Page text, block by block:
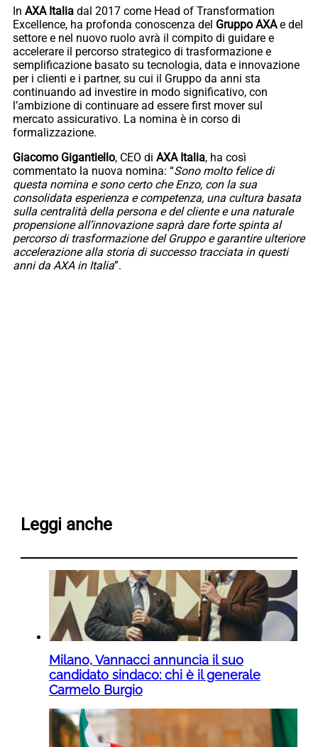
In AXA Italia dal 2017 come Head of Transformation
Excellence, ha profonda conoscenza del Gruppo AXAe del
settore e nel nuovo ruolo avrà il compito di guidare e
accelerare il percorso strategico di trasformazione e
semplificazione basato su tecnologia, data e innovazione
per i clienti e i partner, su cui il Gruppo da anni sta
continuando ad investire in modo significativo, con
l’ambizione di continuare ad essere first mover sul
mercato assicurativo. La nomina è in corso di
formalizzazione.
Giacomo Gigantiello, CEO di AXA Italia, ha così
commentato la nuova nomina: “Sono molto felice di
questa nomina e sono certo che Enzo, con la sua
consolidata esperienza e competenza, una cultura basata
sulla centralità della persona e del cliente e una naturale
propensione all’innovazione saprà dare forte spinta al
percorso di trasformazione del Gruppo e garantire ulteriore
accelerazione alla storia di successo tracciata in questi
anni da AXA in Italia”.
Leggi anche
Milano, Vannacci annuncia il suo
candidato sindaco: chi è il generale
Carmelo Burgio